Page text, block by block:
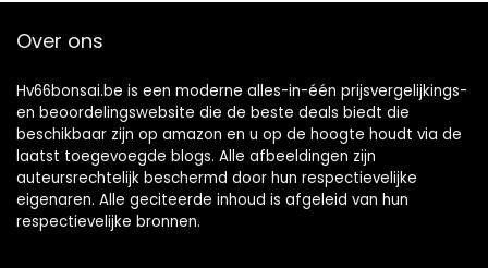
Over ons
Hv66bonsai.be is een moderne alles-in-één prijsvergelijkings-
en beoordelingswebsite die de beste deals biedt die
beschikbaar zijn op amazon en u op de hoogte houdt via de
laatst toegevoegde blogs. Alle afbeeldingen zijn
auteursrechtelijk beschermd door hun respectievelijke
eigenaren. Alle geciteerde inhoud is afgeleid van hun
respectievelijke bronnen.